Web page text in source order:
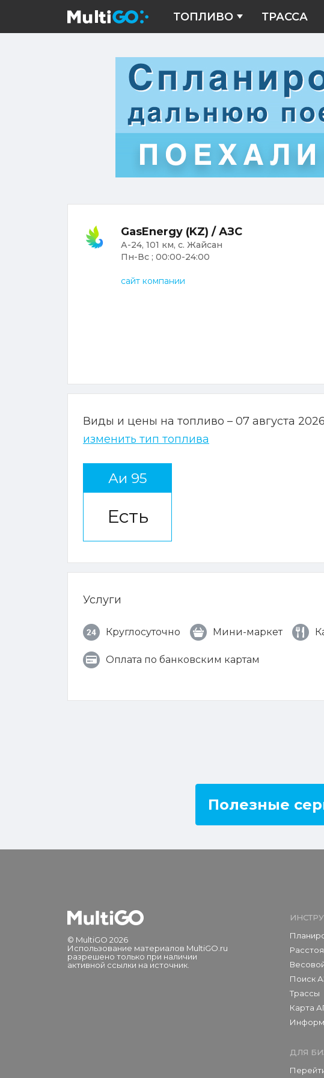
ТОПЛИВО ТРАССА
GasEnergy (KZ) / АЗС
А-24, 101 км, с. Жайсан
Пн-Вс ; 00:00-24:00
сайт компании
Виды и цены на топливо – 07 августа 2026
изменить тип топлива
Аи 95
Есть
Услуги
Круглосуточно Мини-маркет
Оплата по банковским картам
Полезные
© MultiGO 2026
Использование материалов MultiGO.ru
разрешено только при наличии
активной ссылки на источник.
Поиск
Трассы
Карта
ДЛЯ